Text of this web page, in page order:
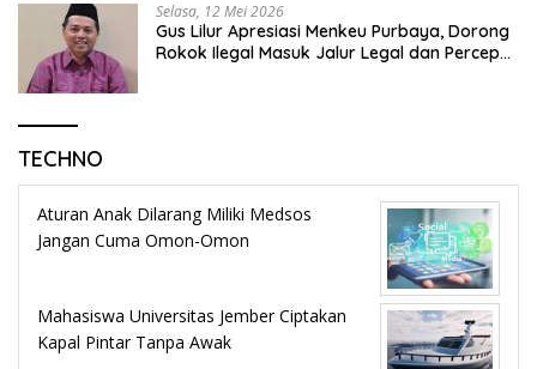
Selasa, 12 Mei 2026
Gus Lilur Apresiasi Menkeu Purbaya, Dorong
Rokok Ilegal Masuk Jalur Legal dan Percepat
TECHNO
Aturan Anak Dilarang Miliki Medsos
Jangan Cuma Omon-Omon
Mahasiswa Universitas Jember Ciptakan
Kapal Pintar Tanpa Awak